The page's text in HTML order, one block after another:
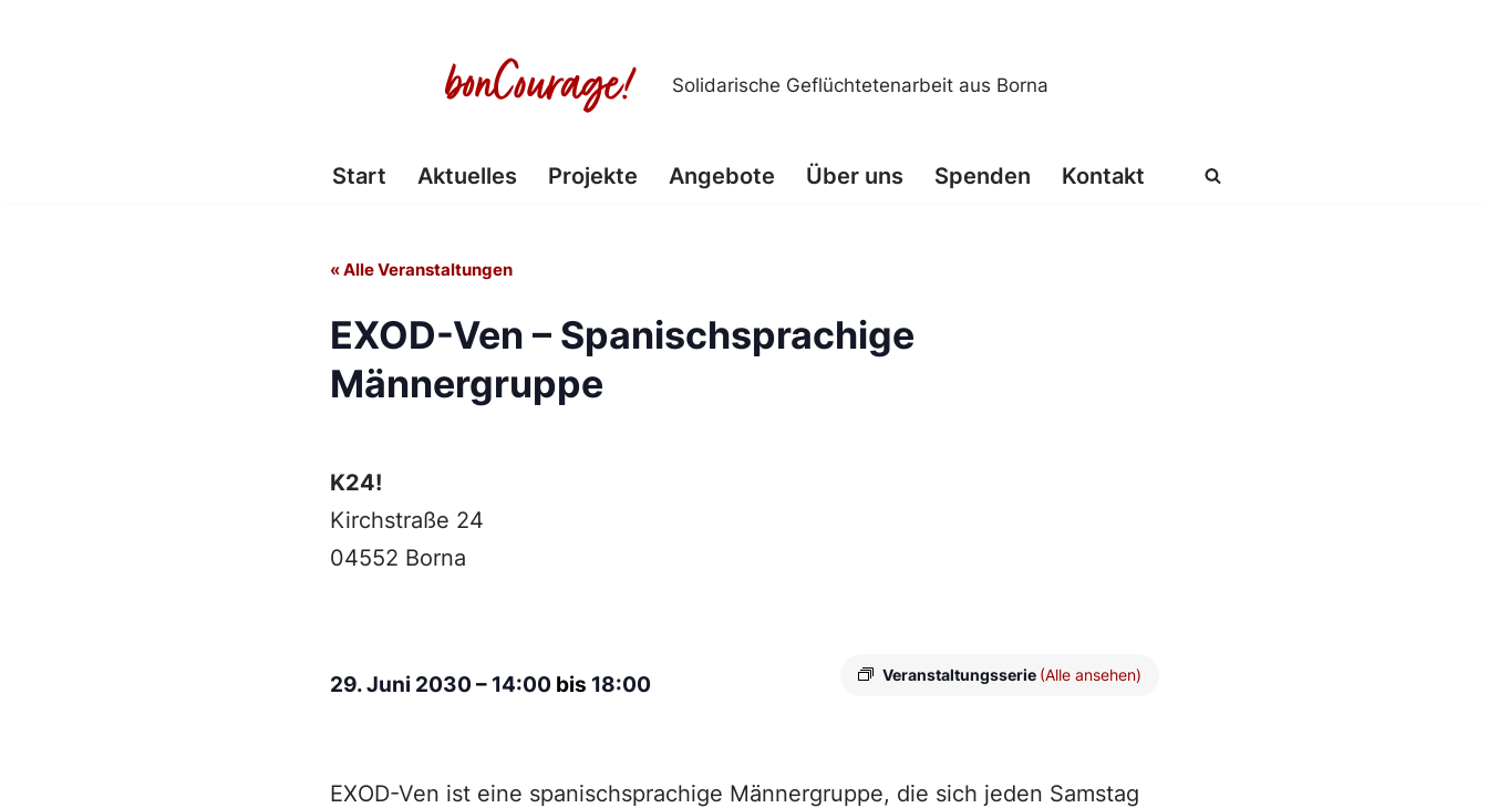
Solidarische Geflüchtetenarbeit aus Borna
Start Aktuelles Projekte Angebote Über uns Spenden Kontakt
« Alle Veranstaltungen
EXOD-Ven – Spanischsprachige
Männergruppe
K24!
Kirchstraße 24
04552 Borna
Veranstaltungsserie (Alle ansehen)
29. Juni 2030 – 14:00 bis 18:00
EXOD-Ven ist eine spanischsprachige Männergruppe, die sich jeden Samstag